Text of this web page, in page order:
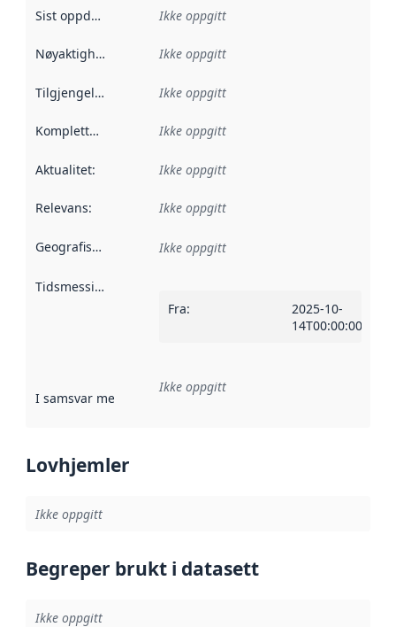
Sist oppdatert Ikke oppgitt
Nøyaktighet Ikke oppgitt
Tilgjengelighet Ikke oppgitt
Kompletthet Ikke oppgitt
Aktualitet: Ikke oppgitt
Relevans: Ikke oppgitt
Geografisk avgrensning :
Ikke oppgitt
Tidsmessig avgrensning
Fra:
2025-10-
14T00:00:00Z
I samsvar med Referanse til en implementasjonsregel
Ikke oppgitt
Lovhjemler
Ikke oppgitt
Begreper brukt i datasett
Ikke oppgitt